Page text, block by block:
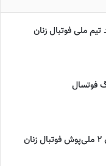
ملى فوتبال زنان
فوتسال